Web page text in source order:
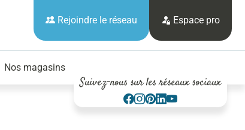
Rejoindre le réseau Espace pro
Nos magasins
Suivez-nous sur les réseaux sociaux